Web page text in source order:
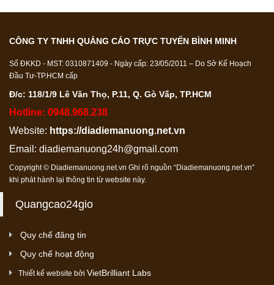
CÔNG TY TNHH QUẢNG CÁO TRỰC TUYẾN BÌNH MINH
Số ĐKKD - MST: 0310871409 - Ngày cấp: 23/05/2011 – Do Sở Kế Hoạch
Đầu Tư-TP.HCM cấp
Đ/c: 118/1/9 Lê Văn Thọ, P.11, Q. Gò Vấp, TP.HCM
Hotline: 0948.968.238
Website: https://diadiemanuong.net.vn
Email: diadiemanuong24h@gmail.com
Copyright © Diadiemanuong.net.vn Ghi rõ nguồn “Diadiemanuong.net.vn”
khi phát hành lại thông tin từ website này.
Quangcao24gio
Quy chế đăng tin
Quy chế hoạt động
Thiết kế website bởi VietBrilliant Labs